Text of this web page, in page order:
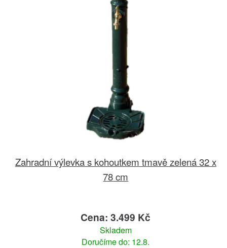
Zahradní výlevka s kohoutkem tmavě zelená 32 x
78 cm
Cena: 3.499 Kč
Skladem
Doručíme do: 12.8.